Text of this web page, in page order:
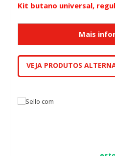
Kit butano universal,
VEJA PRODUTOS